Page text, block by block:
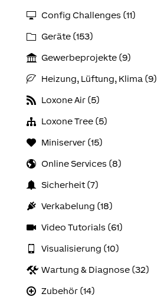
Config Challenges (11)
Geräte (153)
Gewerbeprojekte (9)
Heizung, Lüftung, Klima (9)
Loxone Air (5)
Loxone Tree (5)
Miniserver (15)
Online Services (8)
Sicherheit (7)
Verkabelung (18)
Video Tutorials (61)
Visualisierung (10)
Wartung & Diagnose (32)
Zubehör (14)